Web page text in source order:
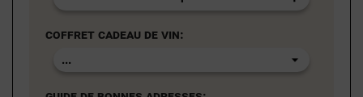
Coffret cadeau de vin: